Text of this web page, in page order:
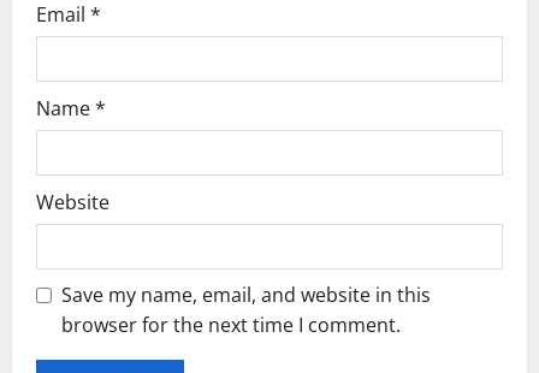
Email *
Name*
Website
Save my name, email, and website in this
browser for the next time I comment.